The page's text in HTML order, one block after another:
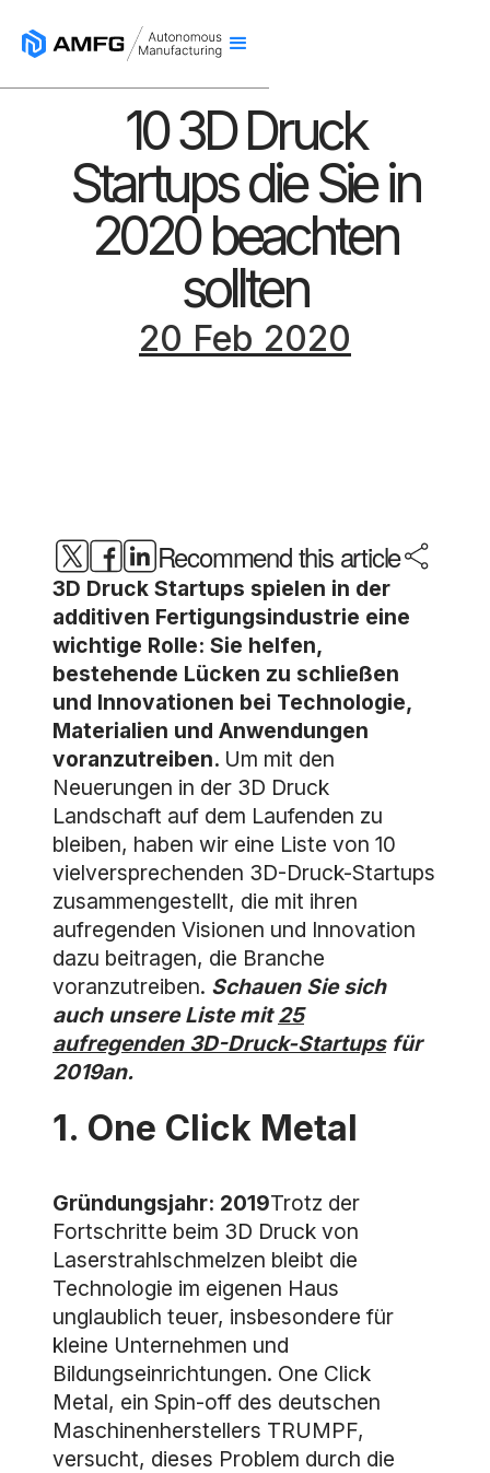
10 3D Druck
Startups die Sie in
2020 beachten
sollten
20 Feb 2020
Recommend this article
3D Druck Startups spielen in der
additiven Fertigungsindustrie eine
wichtige Rolle: Sie helfen,
bestehende Lücken zu schließen
und Innovationen bei Technologie,
Materialien und Anwendungen
voranzutreiben. Um mit den
Neuerungen in der 3D Druck
Landschaft auf dem Laufenden zu
bleiben, haben wir eine Liste von 10
vielversprechenden 3D-Druck-Startups
zusammengestellt, die mit ihren
aufregenden Visionen und Innovation
dazu beitragen, die Branche
voranzutreiben. Schauen Sie sich
auch unsere Liste mit25
aufregenden 3D-Druck-Startupsfür
2019an.
1. One Click Metal
Gründungsjahr: 2019Trotz der
Fortschritte beim 3D Druck von
Laserstrahlschmelzen bleibt die
Technologie im eigenen Haus
unglaublich teuer, insbesondere für
kleine Unternehmen und
Bildungseinrichtungen. One Click
Metal, ein Spin-off des deutschen
Maschinenherstellers TRUMPF,
versucht, dieses Problem durch die